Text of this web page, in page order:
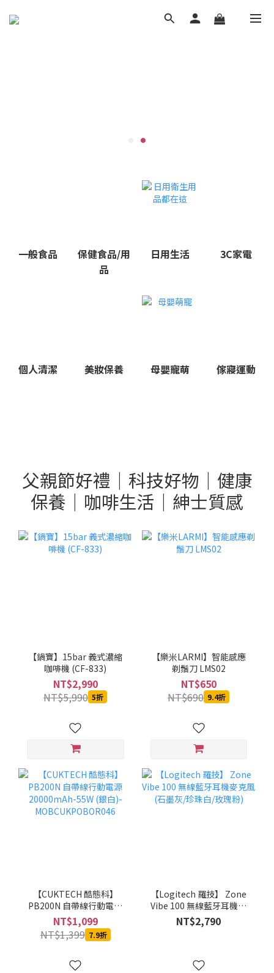
一般食品
保健食品/用
品
日用生活 3C家電
個人清潔 美妝保養 母嬰寵萌 傢寢運動
父親節好禮｜科技好物｜健康
保養｜咖啡生活｜紳士質感
【鍋寶】15bar 義式濃縮
咖啡機 (CF-833)
NT$2,990
NT$5,990 5折
【樂米LARMI】智能感應
剃鬚刀 LMS02
NT$650
NT$690 9.4折
【CUKTECH 酷態科】
PB200N 自帶線行動電源
20000mAh-55W (銀白)-
MOBCUKPOBOR046
NT$1,099
NT$1,399 7.9折
【Logitech 羅技】 Zone
Vibe 100 無線藍牙耳機麥
克風(石墨灰/珍珠白/玫瑰
粉)
NT$2,790